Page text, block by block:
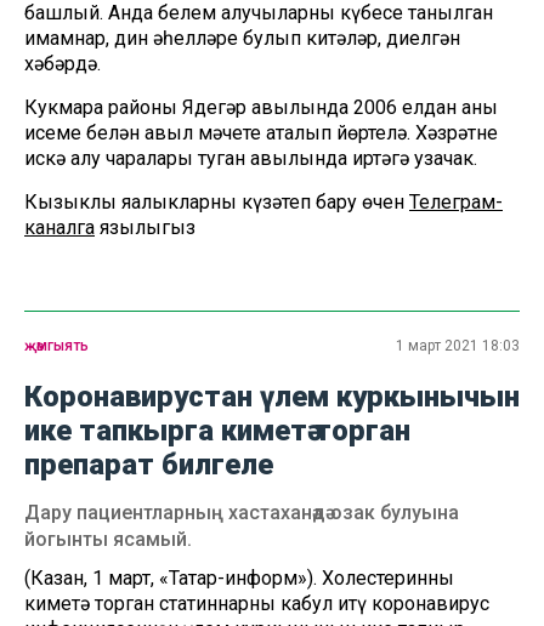
башлый. Анда белем алучыларның күбесе танылган
имамнар, дин әһелләре булып китәләр, диелгән
хәбәрдә.
Кукмара районы Ядегәр авылында 2006 елдан аның
исеме белән авыл мәчете аталып йөртелә. Хәзрәтне
искә алу чаралары туган авылында иртәгә узачак.
Кызыклы яңалыкларны күзәтеп бару өчен Телеграм-
каналга язылыгыз
җәмгыять 1 март 2021 18:03
Коронавирустан үлем куркынычын
ике тапкырга киметә торган
препарат билгеле
Дару пациентларның хастаханәдә озак булуына
йогынты ясамый.
(Казан, 1 март, «Татар-информ»). Холестеринны
киметә торган статиннарны кабул итү коронавирус